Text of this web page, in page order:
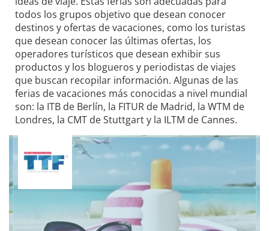
todos los grupos objetivo que desean conocer
destinos y ofertas de vacaciones, como los turistas
que desean conocer las últimas ofertas, los
operadores turísticos que desean exhibir sus
productos y los blogueros y periodistas de viajes
que buscan recopilar información. Algunas de las
ferias de vacaciones más conocidas a nivel mundial
son: la ITB de Berlín, la FITUR de Madrid, la WTM de
Londres, la CMT de Stuttgart y la ILTM de Cannes.